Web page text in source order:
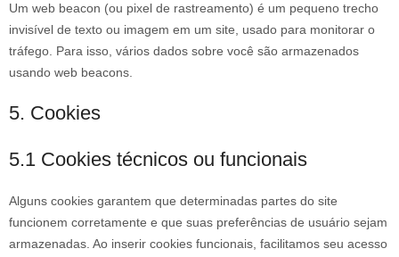
Um web beacon (ou pixel de rastreamento) é um pequeno trecho
invisível de texto ou imagem em um site, usado para monitorar o
tráfego. Para isso, vários dados sobre você são armazenados
usando web beacons.
5. Cookies
5.1 Cookies técnicos ou funcionais
Alguns cookies garantem que determinadas partes do site
funcionem corretamente e que suas preferências de usuário sejam
armazenadas. Ao inserir cookies funcionais, facilitamos seu acesso